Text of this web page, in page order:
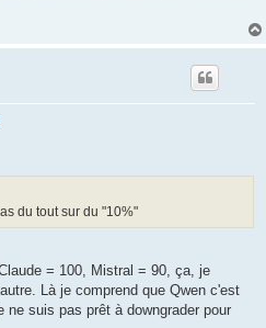
du tout sur du "10%"
= 100, Mistral = 90, ça, je
Là je comprend que Qwen c'est
suis pas prêt à downgrader pour